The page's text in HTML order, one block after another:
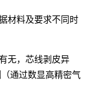
材料及要求不同时
无，芯线剥皮异
通过数显高精密气